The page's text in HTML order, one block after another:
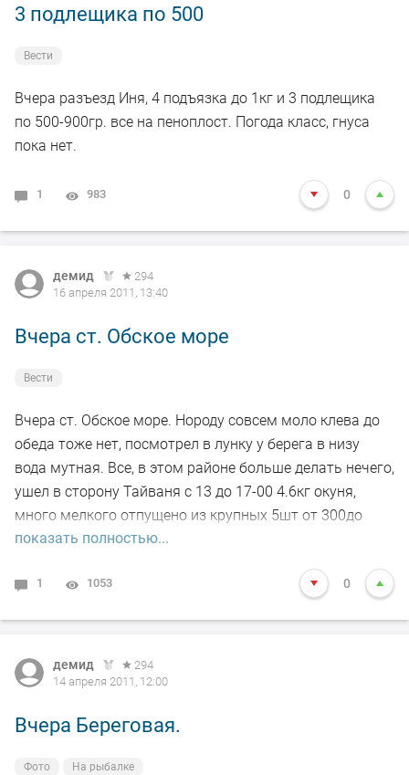
3 подлещика по 500
Вести
Вчера разъезд Иня, 4 подъязка до 1кг и 3 подлещика
по 500-900гр. все на пеноплост. Погода класс, гнуса
пока нет.
1 983 0
демид
294
16 апреля 2011, 13:40
Вчера ст. Обское море
Вести
Вчера ст. Обское море. Нороду совсем моло клева до
обеда тоже нет, посмотрел в лунку у берега в низу
вода мутная. Все, в этом районе больше делать нечего,
ушел в сторону Тайваня с 13 до 17-00 4.6кг окуня,
много мелкого отпущено из крупных 5шт от 300до
150гр.
показать полностью...
1 1053 0
демид
294
14 апреля 2011, 12:00
Вчера Береговая.
Фото На рыбалке